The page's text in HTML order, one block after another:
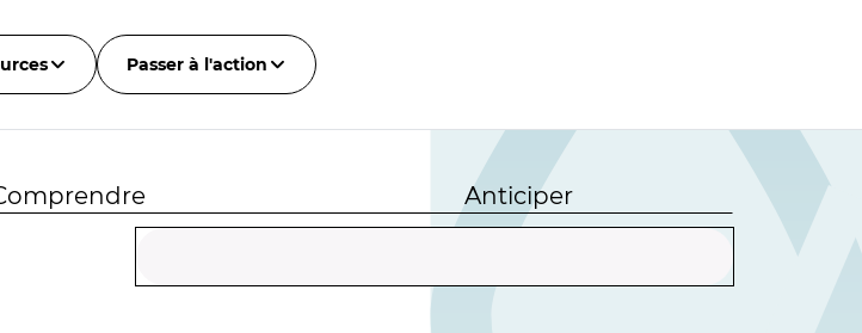
Passer à l'action
Anticiper